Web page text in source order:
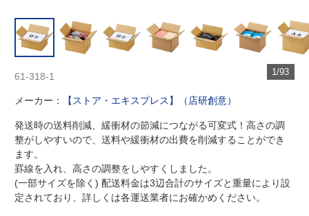
1/93
61-318-1
メーカー： 【ストア・エキスプレス】（店研創意）
発送時の送料削減、緩衝材の節減につながる可変式！高さの調
整がしやすいので、送料や緩衝材の出費を削減することができ
ます。
罫線を入れ、高さの調整をしやすくしました。
(一部サイズを除く) 配送料金は3辺合計のサイズと重量により設
定されており、詳しくは各運送業者にお確かめください。